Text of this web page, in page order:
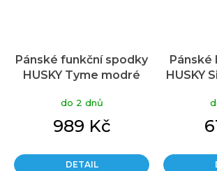
Pánské funkční spodky
HUSKY Tyme modré
do 2 dnů
989 Kč
DETAIL
HUSKY